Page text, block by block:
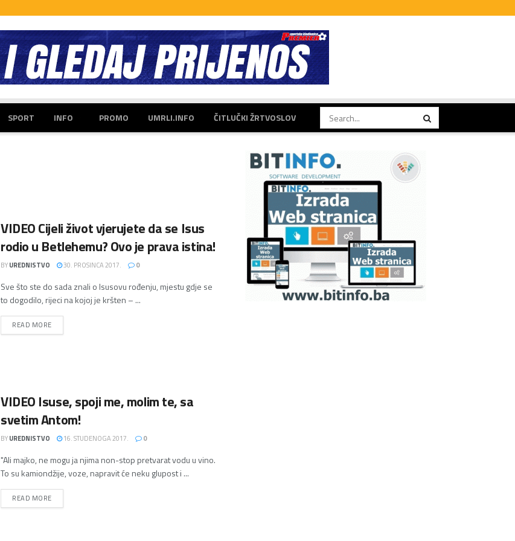
SPORT INFO PROMO UMRLI.INFO ČITLUČKI ŽRTVOSLOV
VIDEO Cijeli život vjerujete da se Isus
rodio u Betlehemu? Ovo je prava istina!
BYUREDNISTVO 30. PROSINCA 2017. 0
Sve što ste do sada znali o Isusovu rođenju, mjestu gdje se
to dogodilo, rijeci na kojoj je kršten – ...
READ MOREDETAILS
VIDEO Isuse, spoji me, molim te, sa
svetim Antom!
BYUREDNISTVO 16. STUDENOGA 2017. 0
"Ali majko, ne mogu ja njima non-stop pretvarat vodu u vino.
To su kamiondžije, voze, napravit će neku glupost i ...
READ MOREDETAILS